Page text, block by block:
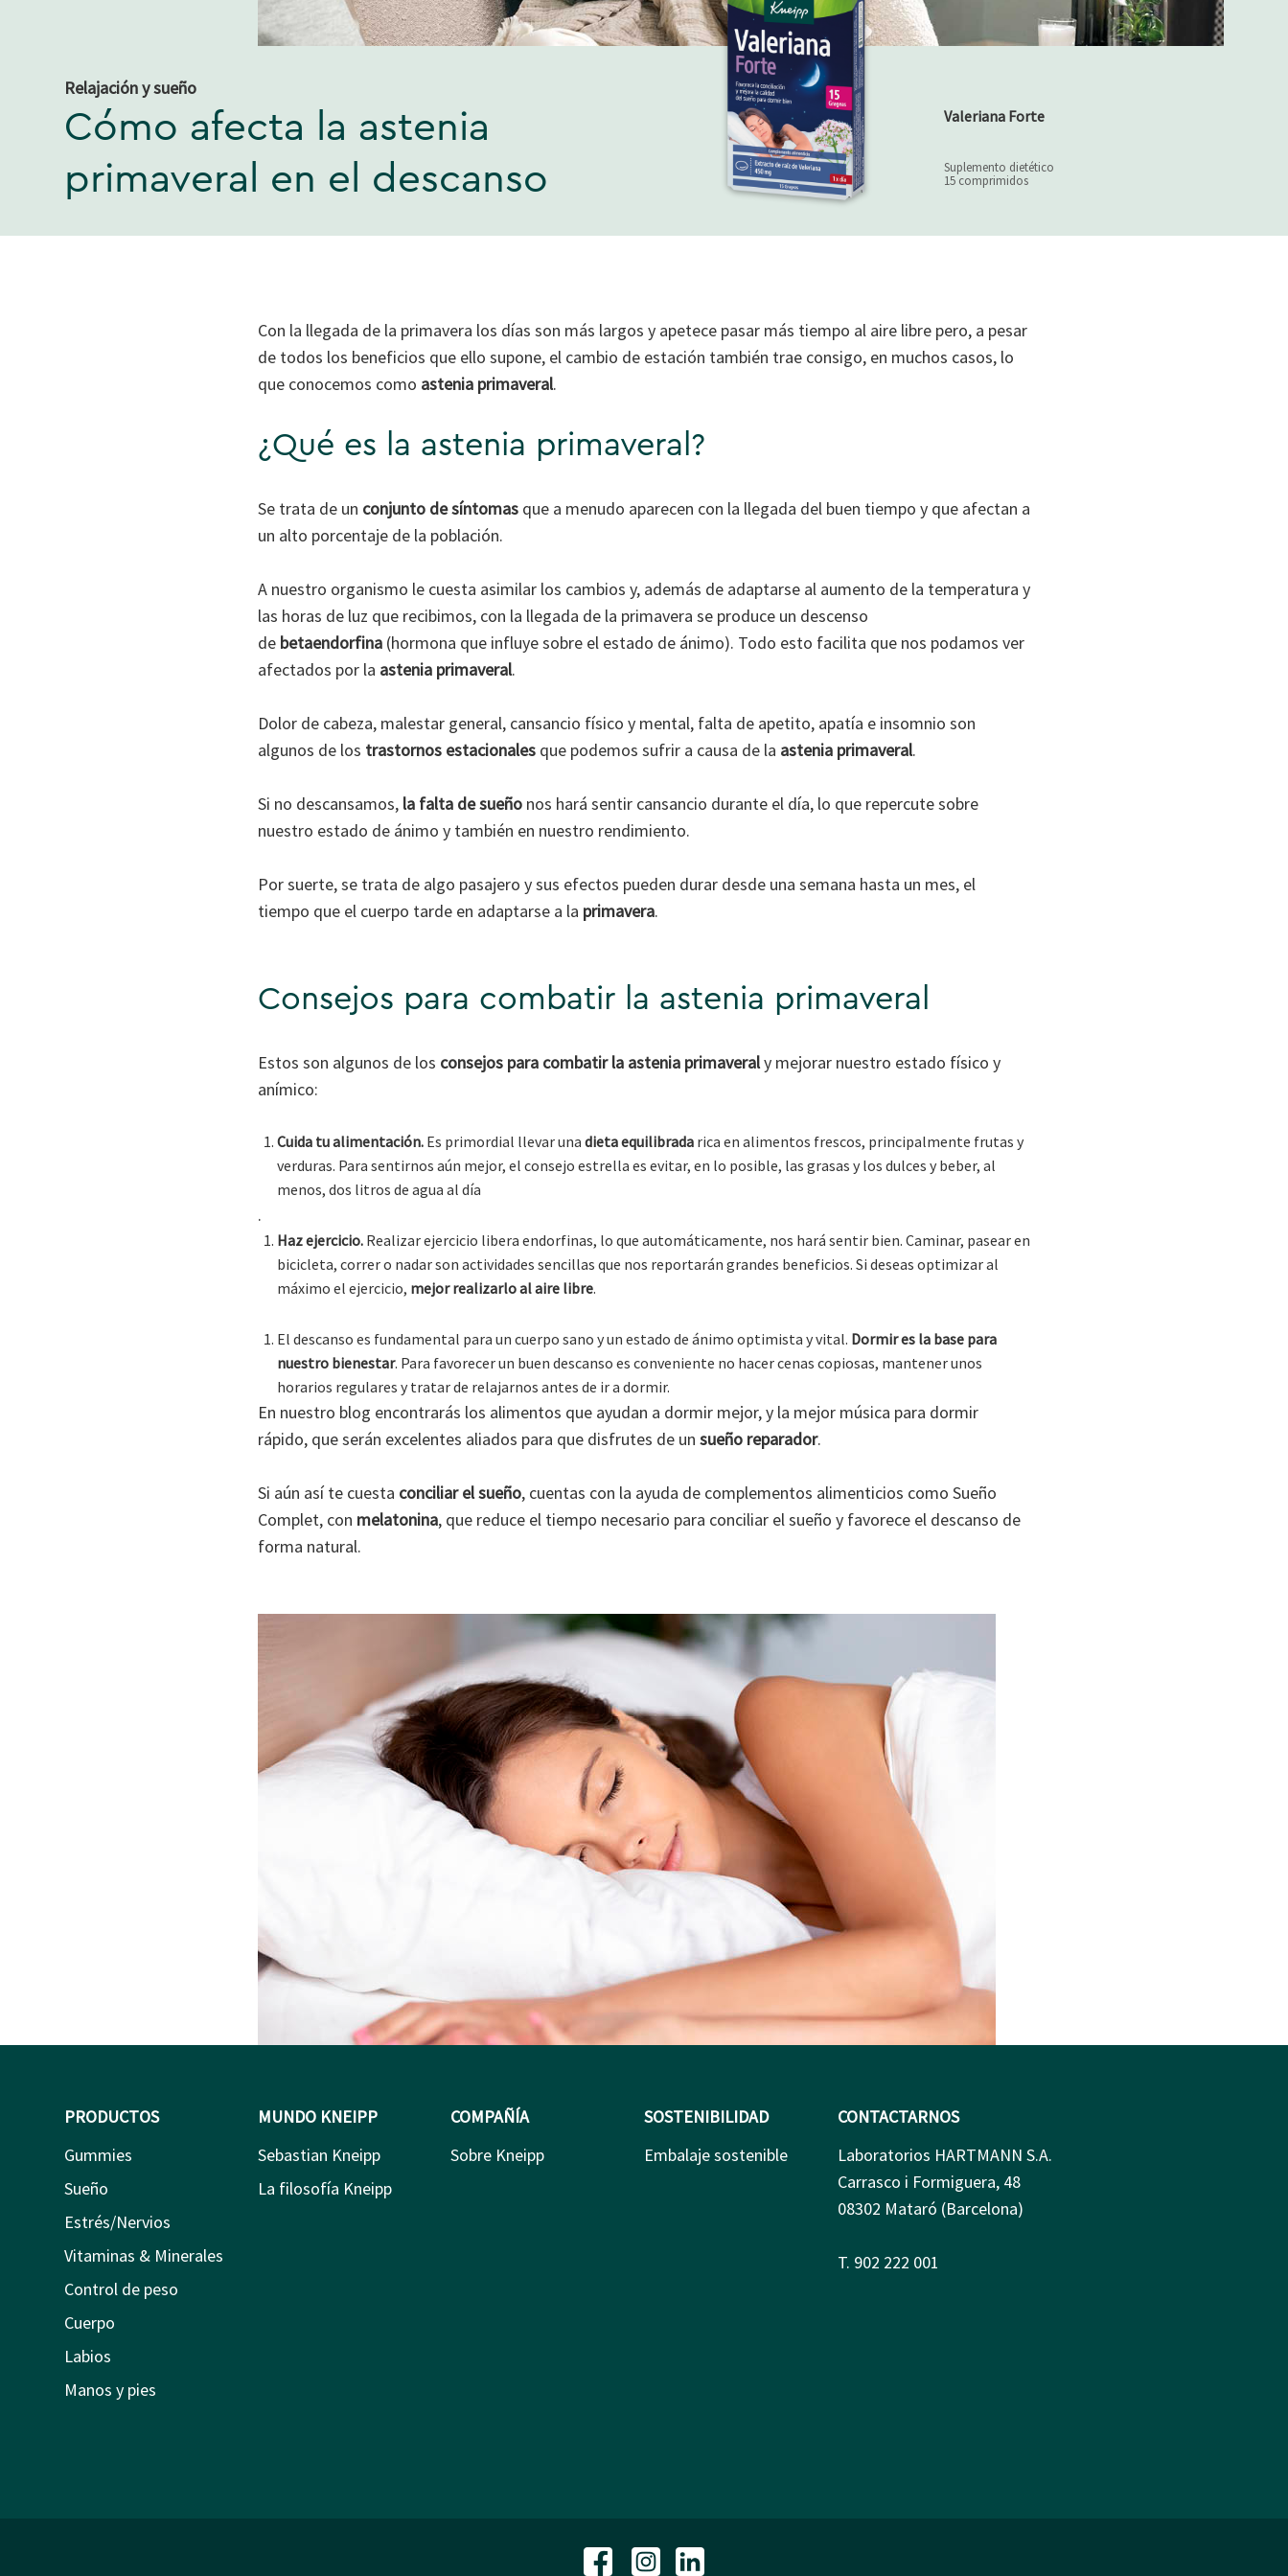
Relajación y sueño
Cómo afecta la astenia
primaveral en el descanso
Valeriana Forte
Suplemento dietético
15 comprimidos
Con la llegada de la primavera los días son más largos y apetece pasar más tiempo al aire libre pero, a pesar
de todos los beneficios que ello supone, el cambio de estación también trae consigo, en muchos casos, lo
que conocemos como astenia primaveral.
¿Qué es la astenia primaveral?
Se trata de un conjunto de síntomasque a menudo aparecen con la llegada del buen tiempo y que afectan a
un alto porcentaje de la población.
A nuestro organismo le cuesta asimilar los cambios y, además de adaptarse al aumento de la temperatura y
las horas de luz que recibimos, con la llegada de la primavera se produce un descenso
de betaendorfina(hormona que influye sobre el estado de ánimo). Todo esto facilita que nos podamos ver
afectados por la astenia primaveral.
Dolor de cabeza, malestar general, cansancio físico y mental, falta de apetito, apatía e insomnio son
algunos de los trastornos estacionalesque podemos sufrir a causa de la astenia primaveral.
Si no descansamos, la falta de sueño nos hará sentir cansancio durante el día, lo que repercute sobre
nuestro estado de ánimo y también en nuestro rendimiento.
Por suerte, se trata de algo pasajero y sus efectos pueden durar desde una semana hasta un mes, el
tiempo que el cuerpo tarde en adaptarse a la primavera.
Consejos para combatir la astenia primaveral
Estos son algunos de los consejos para combatir la astenia primaveraly mejorar nuestro estado físico y
anímico:
Cuida tu alimentación.Es primordial llevar una dieta equilibradarica en alimentos frescos, principalmente frutas y
verduras. Para sentirnos aún mejor, el consejo estrella es evitar, en lo posible, las grasas y los dulces y beber, al
menos, dos litros de agua al día
.
Haz ejercicio.Realizar ejercicio libera endorfinas, lo que automáticamente, nos hará sentir bien. Caminar, pasear en
bicicleta, correr o nadar son actividades sencillas que nos reportarán grandes beneficios. Si deseas optimizar al
máximo el ejercicio, mejor realizarlo al aire libre.
El descanso es fundamental para un cuerpo sano y un estado de ánimo optimista y vital. Dormir es la base para
nuestro bienestar. Para favorecer un buen descanso es conveniente no hacer cenas copiosas, mantener unos
horarios regulares y tratar de relajarnos antes de ir a dormir.
En nuestro blog encontrarás los alimentos que ayudan a dormir mejor, y la mejor música para dormir
rápido, que serán excelentes aliados para que disfrutes de un sueño reparador.
Si aún así te cuesta conciliar el sueño, cuentas con la ayuda de complementos alimenticios como Sueño
Complet, con melatonina, que reduce el tiempo necesario para conciliar el sueño y favorece el descanso de
forma natural.
PRODUCTOS
Gummies
Sueño
Estrés/Nervios
Vitaminas & Minerales
Control de peso
Cuerpo
Labios
Manos y pies
MUNDO KNEIPP
Sebastian Kneipp
La filosofía Kneipp
COMPAÑÍA
Sobre Kneipp
SOSTENIBILIDAD
Embalaje sostenible
CONTACTARNOS
Laboratorios HARTMANN S.A.
Carrasco i Formiguera, 48
08302 Mataró (Barcelona)
T. 902 222 001